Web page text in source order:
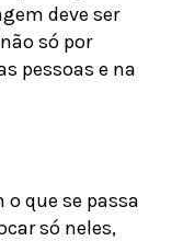
deve ser
só por
pessoas e na
que se passa
só neles,